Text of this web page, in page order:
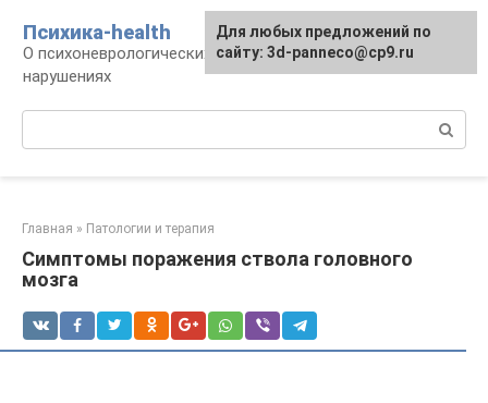
контенту
Психика-health
О психоневрологических патологиях и
нарушениях
Главная » Патологии и терапия
Симптомы поражения ствола головного
мозга
Для любых предложений по
сайту: 3d-panneco@cp9.ru